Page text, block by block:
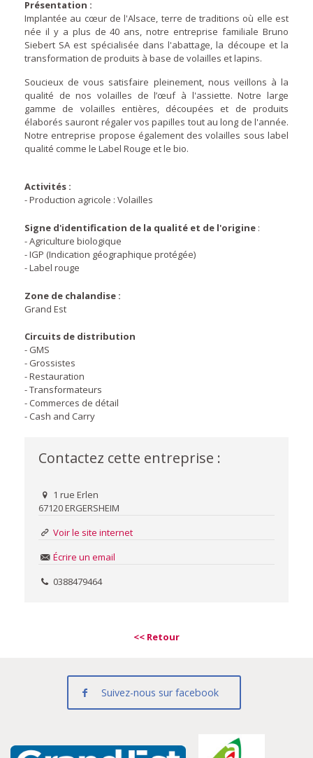
Présentation :
Implantée au cœur de l'Alsace, terre de traditions où elle est
née il y a plus de 40 ans, notre entreprise familiale Bruno
Siebert SA est spécialisée dans l'abattage, la découpe et la
transformation de produits à base de volailles et lapins.
Soucieux de vous satisfaire pleinement, nous veillons à la
qualité de nos volailles de l’œuf à l'assiette. Notre large
gamme de volailles entières, découpées et de produits
élaborés sauront régaler vos papilles tout au long de l'année.
Notre entreprise propose également des volailles sous label
qualité comme le Label Rouge et le bio.
Activités :
- Production agricole : Volailles
Signe d'identification de la qualité et de l'origine :
- Agriculture biologique
- IGP (Indication géographique protégée)
- Label rouge
Zone de chalandise :
Grand Est
Circuits de distribution
- GMS
- Grossistes
- Restauration
- Transformateurs
- Commerces de détail
- Cash and Carry
Contactez cette entreprise :
1 rue Erlen
67120 ERGERSHEIM
Voir le site internet
Écrire un email
0388479464
<< Retour
Suivez-nous sur facebook